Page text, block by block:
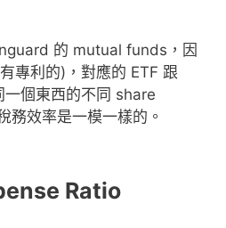
的 mutual funds，因
專利的)，對應的 ETF 跟
個東西的不同 share
務效率是一模一樣的。
Ratio